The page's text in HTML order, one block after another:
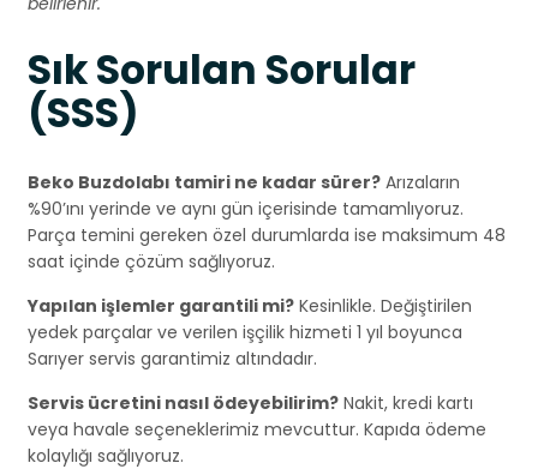
Sık Sorulan Sorular
(SSS)
Beko Buzdolabı tamiri ne kadar sürer? Arızaların
%90’ını yerinde ve aynı gün içerisinde tamamlıyoruz.
Parça temini gereken özel durumlarda ise maksimum 48
saat içinde çözüm sağlıyoruz.
Yapılan işlemler garantili mi? Kesinlikle. Değiştirilen
yedek parçalar ve verilen işçilik hizmeti 1 yıl boyunca
Sarıyer servis garantimiz altındadır.
Servis ücretini nasıl ödeyebilirim? Nakit, kredi kartı
veya havale seçeneklerimiz mevcuttur. Kapıda ödeme
kolaylığı sağlıyoruz.